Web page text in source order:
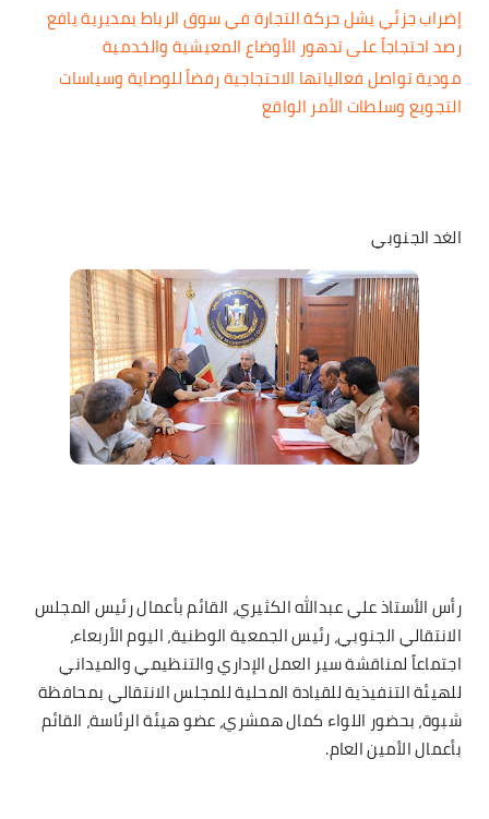
إضراب جزئي يشل حركة التجارة في سوق الرباط بمديرية يافع
رصد احتجاجاً على تدهور الأوضاع المعيشية والخدمية
مودية تواصل فعالياتها الاحتجاجية رفضاً للوصاية وسياسات
التجويع وسلطات الأمر الواقع
الغد الجنوبي
رأس الأستاذ علي عبدالله الكثيري، القائم بأعمال رئيس المجلس
الانتقالي الجنوبي، رئيس الجمعية الوطنية، اليوم الأربعاء،
اجتماعاً لمناقشة سير العمل الإداري والتنظيمي والميداني
للهيئة التنفيذية للقيادة المحلية للمجلس الانتقالي بمحافظة
شبوة، بحضور اللواء كمال همشري، عضو هيئة الرئاسة، القائم
بأعمال الأمين العام.